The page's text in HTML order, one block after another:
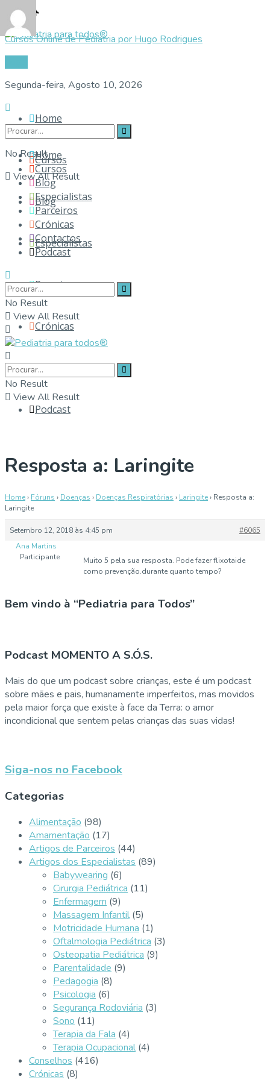
Cursos Online de Pediatria por Hugo Rodrigues
Segunda-feira, Agosto 10, 2026
No Result
View All Result
Home
Cursos
Blog
Especialistas
Parceiros
Crónicas
Contactos
Podcast
Home
Cursos
Blog
Especialistas
Parceiros
Crónicas
Contactos
Podcast
No Result
View All Result
No Result
View All Result
Resposta a: Laringite
Home› Fóruns › Doenças › Doenças Respiratórias › Laringite› Resposta a:
Laringite
Setembro 12, 2018 às 4:45 pm
#6065
Ana Martins
Participante
Muito 5 pela sua resposta. Pode fazer flixotaide
como prevenção.durante quanto tempo?
Bem vindo à “Pediatria para Todos”
Podcast MOMENTO A S.Ó.S.
Mais do que um podcast sobre crianças, este é um podcast
sobre mães e pais, humanamente imperfeitos, mas movidos
pela maior força que existe à face da Terra: o amor
incondicional que sentem pelas crianças das suas vidas!
Siga-nos no Facebook
Categorias
Alimentação (98)
Amamentação (17)
Artigos de Parceiros (44)
Artigos dos Especialistas (89)
Babywearing (6)
Cirurgia Pediátrica (11)
Enfermagem (9)
Massagem Infantil (5)
Motricidade Humana (1)
Oftalmologia Pediátrica (3)
Osteopatia Pediátrica (9)
Parentalidade (9)
Pedagogia (8)
Psicologia (6)
Segurança Rodoviária (3)
Sono (11)
Terapia da Fala (4)
Terapia Ocupacional (4)
Conselhos (416)
Crónicas (8)